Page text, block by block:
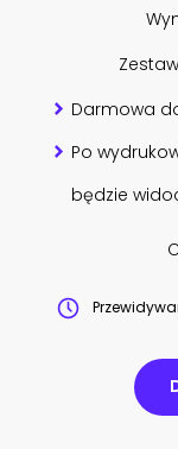
Darmowa
Po
będzie